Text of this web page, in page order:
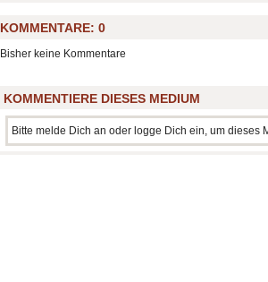
KOMMENTARE:0
Bisher keine Kommentare
KOMMENTIERE DIESES MEDIUM
Bitte melde Dich an oder logge Dich ein, um dieses